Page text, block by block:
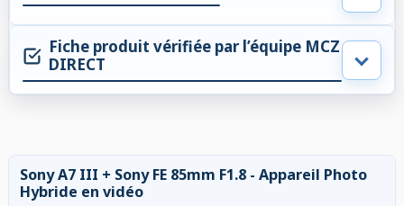
Fiche produit vérifiée par l’équipe MCZ
DIRECT
Sony A7 III + Sony FE 85mm F1.8 - Appareil Photo
Hybride en vidéo